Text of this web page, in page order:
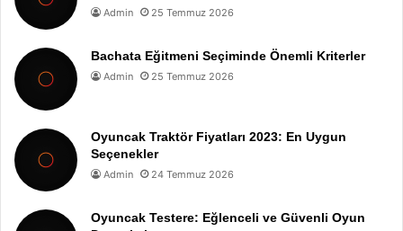
Admin 25 Temmuz 2026
Bachata Eğitmeni Seçiminde Önemli Kriterler
Admin 25 Temmuz 2026
Oyuncak Traktör Fiyatları 2023: En Uygun
Seçenekler
Admin 24 Temmuz 2026
Oyuncak Testere: Eğlenceli ve Güvenli Oyun